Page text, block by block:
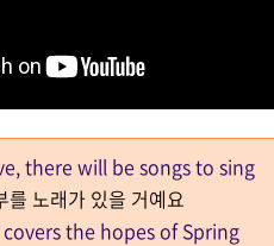
there will be songs to sing
를 노래가 있을 거예요
the hopes of Spring